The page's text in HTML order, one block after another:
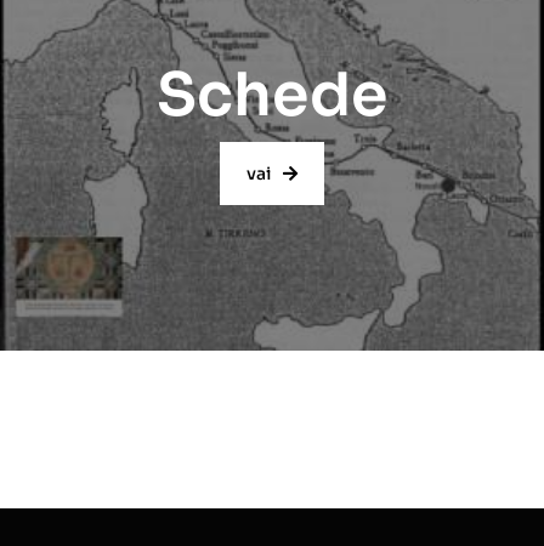
Schede
vai